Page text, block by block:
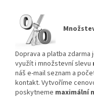
Doprava a platba zdarma
využít i množstevní slevu
náš e-mail seznam a
kontakt. Vytvoříme
poskytneme maximální